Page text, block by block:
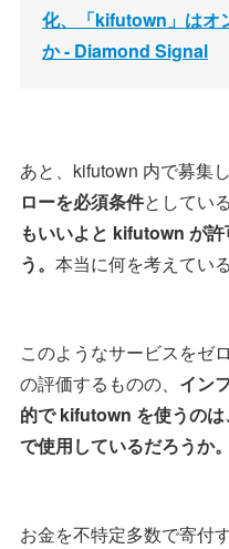
化、「kifutown」はオ
か - Diamond Signal
あと、kifutown 内で募集
ローを必須条件としてい
もいいよと kifutown が
う。 本当に何を考えてい
このようなサービスをゼ
の評価するものの、 イン
的で kifutown を使うの
で使用しているだろうか。
お金を不特定多数で寄付